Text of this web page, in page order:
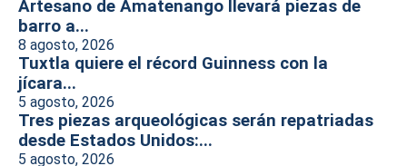
Artesano de Amatenango llevará piezas de
barro a...
8 agosto, 2026
Tuxtla quiere el récord Guinness con la
jícara...
5 agosto, 2026
Tres piezas arqueológicas serán repatriadas
desde Estados Unidos:...
5 agosto, 2026